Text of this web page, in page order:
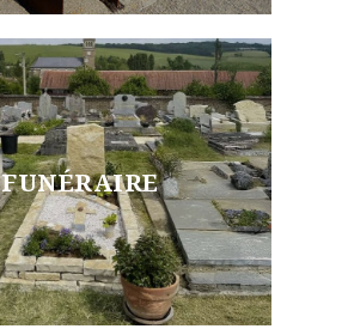
FUNÉRAIRE